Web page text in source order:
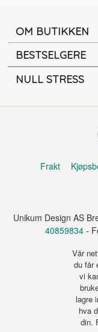
OM BUTIKKEN
BESTSELGERE
NULL STRESS
Frakt
Unikum Design AS
40859834 -
Vår
du får
vi
lagre
hva
din.